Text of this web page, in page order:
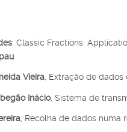
: Classic Fractions:
Vieira , Extração de
Inácio, Sistema de
, Recolha de dados